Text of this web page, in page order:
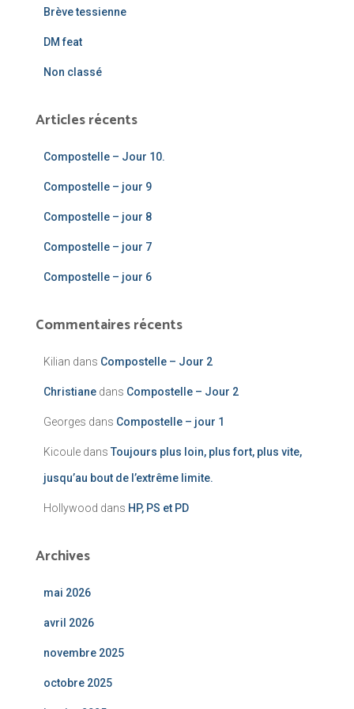
Brève tessienne
DM feat
Non classé
Articles récents
Compostelle – Jour 10.
Compostelle – jour 9
Compostelle – jour 8
Compostelle – jour 7
Compostelle – jour 6
Commentaires récents
Kilian dans Compostelle – Jour 2
Christiane dans Compostelle – Jour 2
Georges dans Compostelle – jour 1
Kicoule dans Toujours plus loin, plus fort, plus vite,
jusqu’au bout de l’extrême limite.
Hollywood dans HP, PS et PD
Archives
mai 2026
avril 2026
novembre 2025
octobre 2025